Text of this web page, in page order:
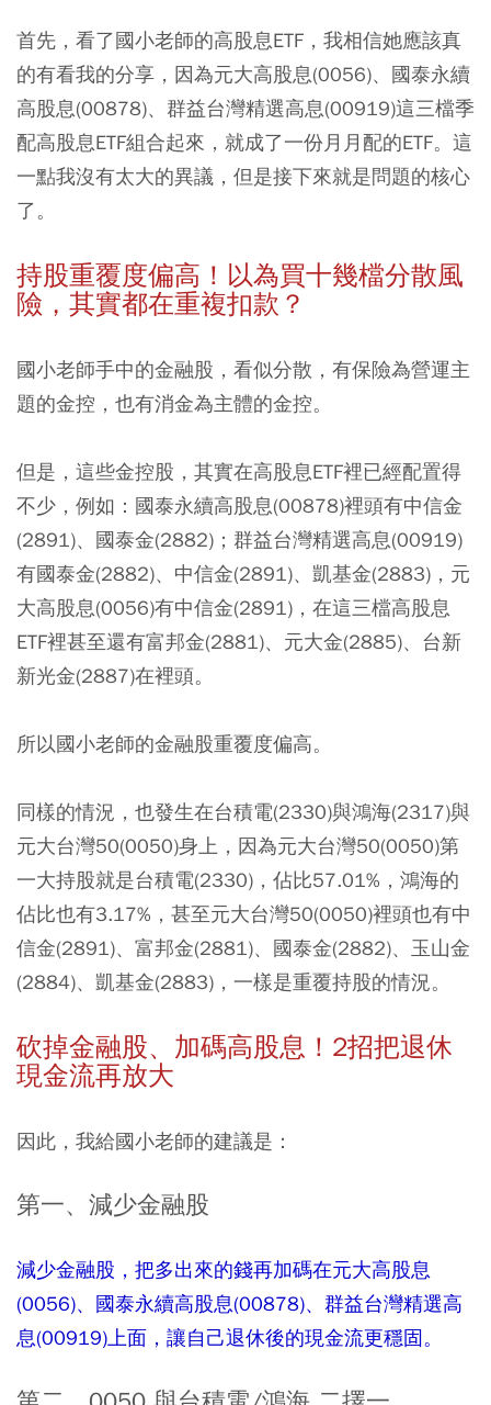
首先，看了國小老師的高股息ETF，我相信她應該真
的有看我的分享，因為元大高股息(0056)、國泰永續
高股息(00878)、群益台灣精選高息(00919)這三檔季
配高股息ETF組合起來，就成了一份月月配的ETF。這
一點我沒有太大的異議，但是接下來就是問題的核心
了。
持股重覆度偏高！以為買十幾檔分散風
險，其實都在重複扣款？
國小老師手中的金融股，看似分散，有保險為營運主
題的金控，也有消金為主體的金控。
但是，這些金控股，其實在高股息ETF裡已經配置得
不少，例如：國泰永續高股息(00878)裡頭有中信金
(2891)、國泰金(2882)；群益台灣精選高息(00919)
有國泰金(2882)、中信金(2891)、凱基金(2883)，元
大高股息(0056)有中信金(2891)，在這三檔高股息
ETF裡甚至還有富邦金(2881)、元大金(2885)、台新
新光金(2887)在裡頭。
所以國小老師的金融股重覆度偏高。
同樣的情況，也發生在台積電(2330)與鴻海(2317)與
元大台灣50(0050)身上，因為元大台灣50(0050)第
一大持股就是台積電(2330)，佔比57.01%，鴻海的
佔比也有3.17%，甚至元大台灣50(0050)裡頭也有中
信金(2891)、富邦金(2881)、國泰金(2882)、玉山金
(2884)、凱基金(2883)，一樣是重覆持股的情況。
砍掉金融股、加碼高股息！2招把退休
現金流再放大
因此，我給國小老師的建議是：
第一、減少金融股
減少金融股，把多出來的錢再加碼在元大高股息
(0056)、國泰永續高股息(00878)、群益台灣精選高
息(00919)上面，讓自己退休後的現金流更穩固。